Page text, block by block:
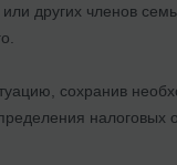
других членов
сохранив
налоговых